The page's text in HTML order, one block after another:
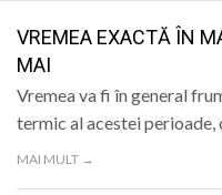
SANATATE
SPORT
SPECIAL
POLITIC
VREMEA EXACTĂ ÎN
MAI
Vremea va fi în general
termic al acestei
MAI MULT →